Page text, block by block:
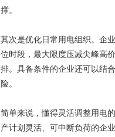
撑。
其次是优化日常用电组织。企
位时段，最大限度压减尖峰高
排。具备条件的企业还可以结
险。
简单来说，懂得灵活调整用电
产计划灵活、可中断负荷的企